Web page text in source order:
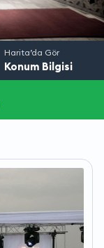
Harita’da Gör
Konum Bilgisi